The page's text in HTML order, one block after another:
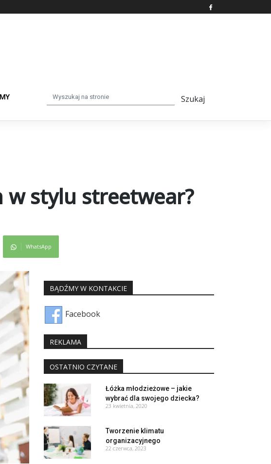
w stylu streetwear?
WhatsApp
BĄDŹMY W KONTAKCIE
Facebook
REKLAMA
OSTATNIO CZYTANE
Łóżka młodzieżowe – jakie
wybrać dla swojego dziecka?
23 kwietnia, 2020
Tworzenie klimatu
organizacyjnego
22 czerwca, 2023